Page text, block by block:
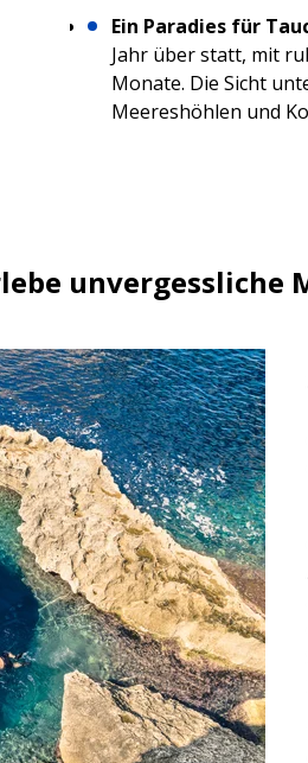
Ein Paradies für
Jahr über statt, mit
Monate. Die Sicht
Meereshöhlen und
unvergessliche